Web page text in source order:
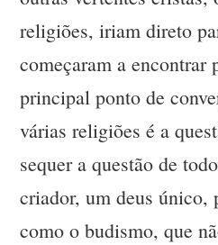
religiões, iriam direto
começaram a encontrar
principal ponto de
várias religiões é a
sequer a questão de
criador, um deus único,
como o budismo, que